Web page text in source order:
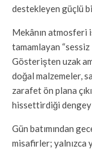
destekleyen güçlü
Mekânın atmosferi
tamamlayan
Gösterişten uzak
doğal malzemeler,
zarafet ön plana
hissettirdiği
Gün batımından
misafirler; yalnızca